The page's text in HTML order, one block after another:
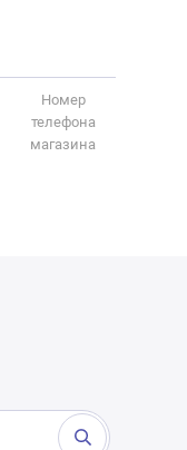
Номер
телефона
магазина